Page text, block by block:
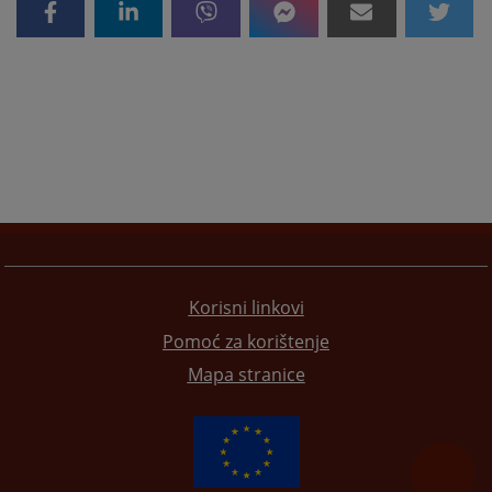
Korisni linkovi
Pomoć za korištenje
Mapa stranice